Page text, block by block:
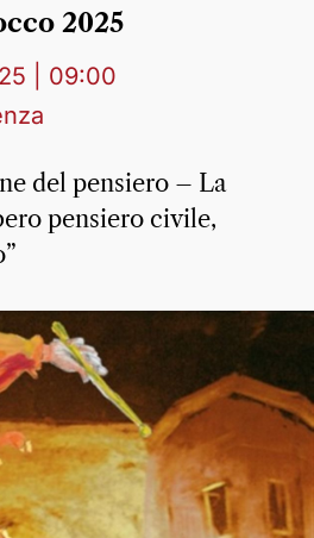
2025
| 09:00
del pensiero – La
pensiero civile,